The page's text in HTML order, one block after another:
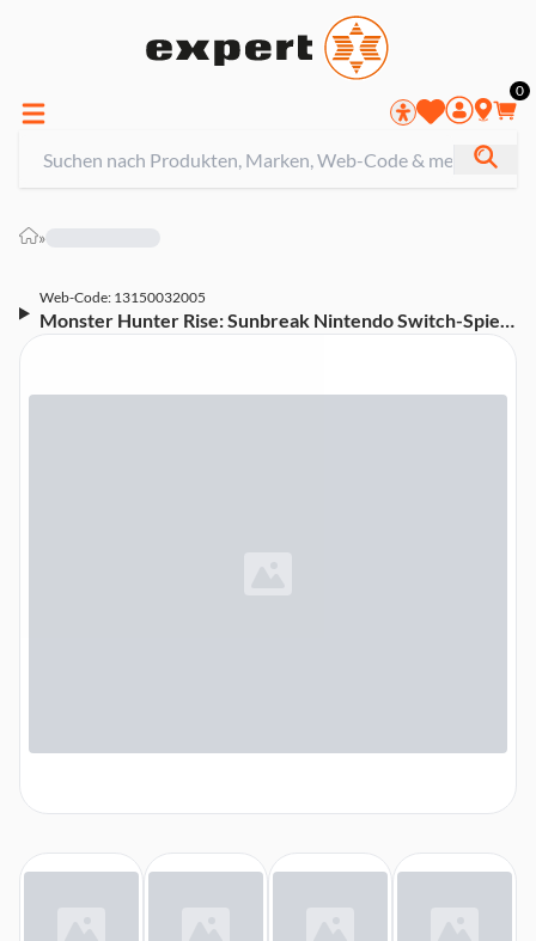
0
»
Web-Code: 13150032005
Monster Hunter Rise: Sunbreak Nintendo Switch-Spiel